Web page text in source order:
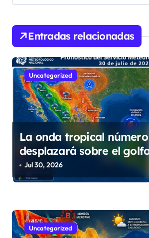
i
ó
n
d
e
e
n
t
a
d
s
Entradas relacionadas
Uncategorized
La onda tropical número
desplazará sobre el
Tehuantepec y el sur del
Jul 30, 2026
Uncategorized